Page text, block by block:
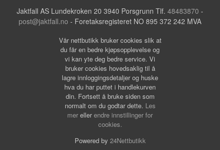
Jaktfall AS Lundekroken 20 3940 Porsgrunn Tlf. 48483870 -
post@jaktfall.no - Foretaksregisteret NO 895 372 242 MVA
Vår nettbutikk bruker cookies slik at
du får en bedre kjøpsopplevelse og
vi kan yte deg bedre service. Vi
bruker cookies hovedsaklig til å
lagre innloggingsdetaljer og huske
hva du har puttet i handlekurven
din. Fortsett å bruke siden som
normalt om du godtar dette. Les
mer ellerendre innstillinger for
cookies.
Powered by 24Nettbutikk